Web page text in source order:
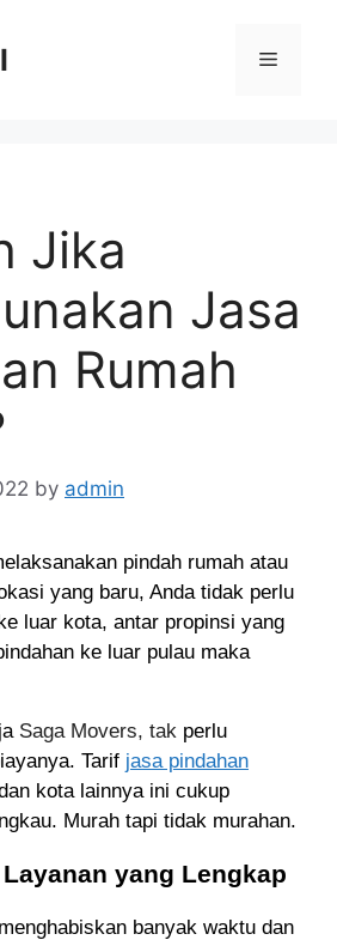
Menu
Jika
Jasa
Rumah
by admin
pindah rumah atau
yang baru, Anda tidak perlu
luar kota, antar propinsi yang
ke luar pulau maka
Saga Movers, tak perlu
Tarif jasa pindahan
kota lainnya ini cukup
Murah tapi tidak murahan.
yang Lengkap
banyak waktu dan